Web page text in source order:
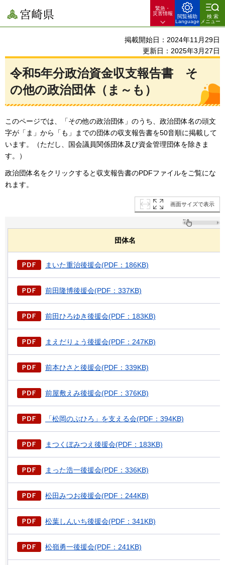
宮崎県
緊急・
災害情報
閲覧補助
Language
検索
メニュー
掲載開始日：2024年11月29日
更新日：2025年3月27日
令和5年分政治資金収支報告書
そ
の他の政治団体（ま～も）
このページでは、「その他の政治団体」のうち、政治団体名の頭文
字が「ま」から「も」までの団体の収支報告書を50音順に掲載して
います。（ただし、国会議員関係団体及び資金管理団体を除きま
す。）
政治団体名をクリックすると収支報告書のPDFファイルをご覧にな
れます。
画面サイズで表示
団体名
まいた重治後援会(PDF：186KB)
前田隆博後援会(PDF：337KB)
前田ひろゆき後援会(PDF：183KB)
まえだりょう後援会(PDF：247KB)
前本ひさと後援会(PDF：339KB)
前屋敷えみ後援会(PDF：376KB)
「松岡のぶひろ」を支える会(PDF：394KB)
まつくぼみつえ後援会(PDF：183KB)
まった浩一後援会(PDF：336KB)
松田みつお後援会(PDF：244KB)
松葉しんいち後援会(PDF：341KB)
松嶺勇一後援会(PDF：241KB)